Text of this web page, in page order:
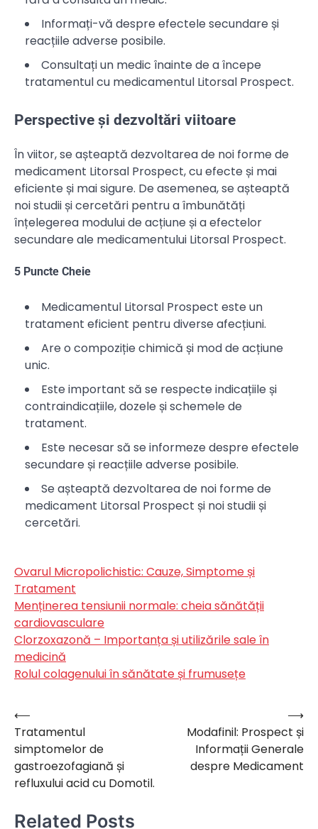
Informați-vă despre efectele secundare și
reacțiile adverse posibile.
Consultați un medic înainte de a începe
tratamentul cu medicamentul Litorsal Prospect.
Perspective și dezvoltări viitoare
În viitor, se așteaptă dezvoltarea de noi forme de
medicament Litorsal Prospect, cu efecte și mai
eficiente și mai sigure. De asemenea, se așteaptă
noi studii și cercetări pentru a îmbunătăți
înțelegerea modului de acțiune și a efectelor
secundare ale medicamentului Litorsal Prospect.
5 Puncte Cheie
Medicamentul Litorsal Prospect este un
tratament eficient pentru diverse afecțiuni.
Are o compoziție chimică și mod de acțiune
unic.
Este important să se respecte indicațiile și
contraindicațiile, dozele și schemele de
tratament.
Este necesar să se informeze despre efectele
secundare și reacțiile adverse posibile.
Se așteaptă dezvoltarea de noi forme de
medicament Litorsal Prospect și noi studii și
cercetări.
Ovarul Micropolichistic: Cauze, Simptome și
Tratament
Menținerea tensiunii normale: cheia sănătății
cardiovasculare
Clorzoxazonă – Importanța și utilizările sale în
medicină
Rolul colagenului în sănătate și frumusețe
Navigare
în
articole
⟵
Tratamentul
simptomelor de
gastroezofagiană și
refluxului acid cu Domotil.
Modafinil: Prospect și
Informații Generale
despre Medicament
⟶
Related Posts